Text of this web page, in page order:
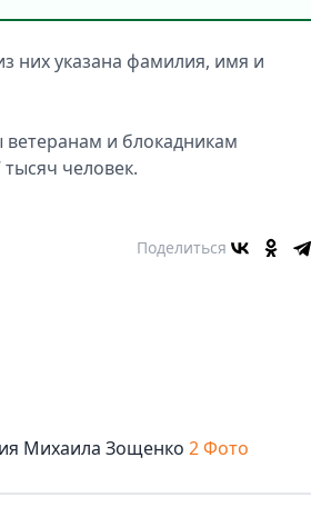
них указана фамилия, имя и
ветеранам и блокадникам
человек.
Поделиться
Михаила Зощенко 2 Фото